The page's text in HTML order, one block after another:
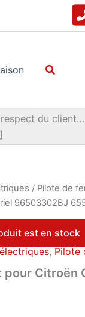
du
/ Pilote de
96503302BJ
est en stock
, Pilote
Citroën